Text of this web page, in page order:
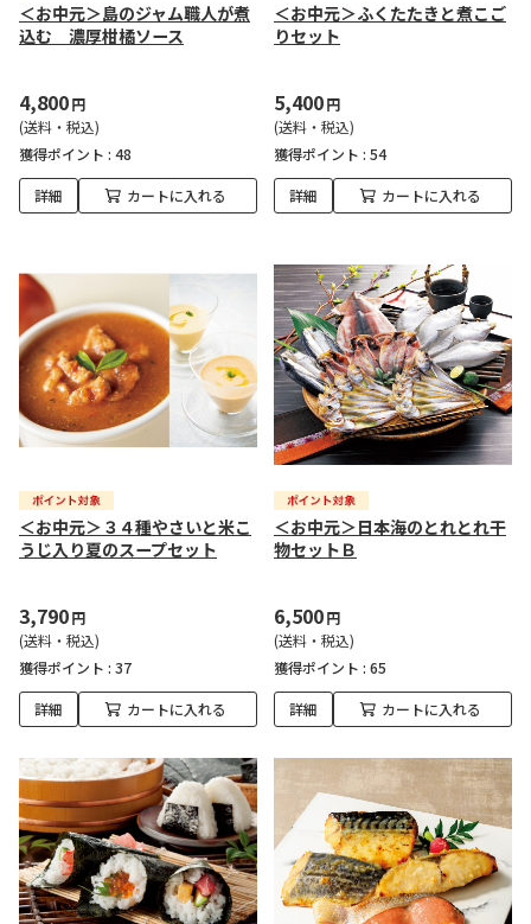
＜お中元＞島のジャム職人が煮
込む 濃厚柑橘ソース
4,800円
(送料・税込)
獲得ポイント : 48
詳細 カートに入れる
＜お中元＞ふくたたきと煮こご
りセット
5,400円
(送料・税込)
獲得ポイント : 54
詳細 カートに入れる
＜お中元＞３４種やさいと米こ
うじ入り夏のスープセット
3,790円
(送料・税込)
獲得ポイント : 37
詳細 カートに入れる
＜お中元＞日本海のとれとれ干
物セットＢ
6,500円
(送料・税込)
獲得ポイント : 65
詳細 カートに入れる